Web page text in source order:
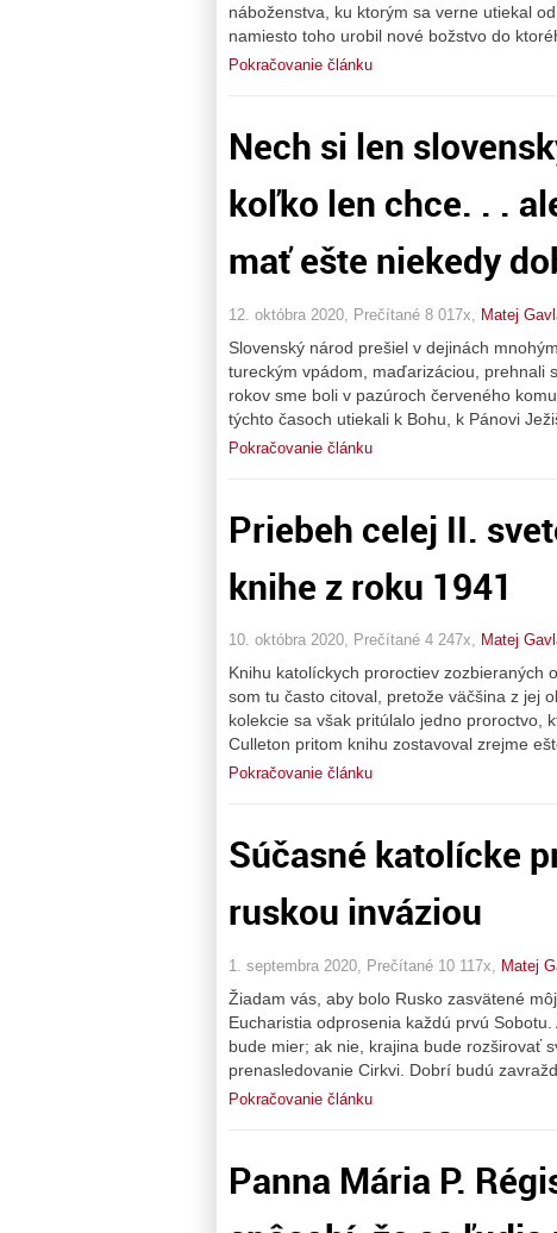
náboženstva, ku ktorým sa verne utiekal
namiesto toho urobil nové božstvo do
Pokračovanie článku
Nech si len
koľko len chce. . .
mať ešte niekedy
12. októbra 2020, Prečítané 8 017x, Matej
Slovenský národ prešiel v dejinách
tureckým vpádom, maďarizáciou, prehnali
rokov sme boli v pazúroch červeného
týchto časoch utiekali k Bohu, k Pánovi
Pokračovanie článku
Priebeh celej II.
knihe z roku 1941
10. októbra 2020, Prečítané 4 247x, Matej
Knihu katolíckych proroctiev zozbieraných
som tu často citoval, pretože väčšina z jej
kolekcie sa však pritúlalo jedno proroctvo,
Culleton pritom knihu zostavoval zrejme
Pokračovanie článku
Súčasné katolícke
ruskou inváziou
1. septembra 2020, Prečítané 10 117x, Matej
Žiadam vás, aby bolo Rusko zasvätené
Eucharistia odprosenia každú prvú
bude mier; ak nie, krajina bude rozširovať
prenasledovanie Cirkvi. Dobrí budú
Pokračovanie článku
Panna Mária P.